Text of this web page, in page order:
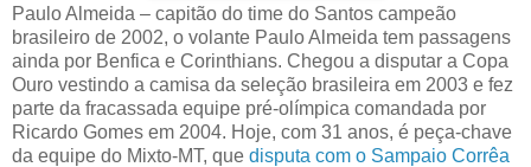
Paulo Almeida – capitão do time do Santos campeão
brasileiro de 2002, o volante Paulo Almeida tem passagens
ainda por Benfica e Corinthians. Chegou a disputar a Copa
Ouro vestindo a camisa da seleção brasileira em 2003 e fez
parte da fracassada equipe pré-olímpica comandada por
Ricardo Gomes em 2004. Hoje, com 31 anos, é peça-chave
da equipe do Mixto-MT, que disputa com o Sampaio Corrêa